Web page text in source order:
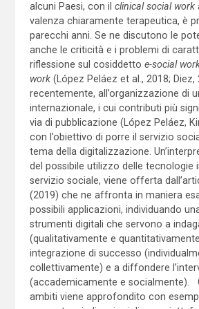
alcuni Paesi, con il clinical social work
valenza chiaramente terapeutica, è
parecchi anni. Se ne discutono le
anche le criticità e i problemi di
riflessione sul cosiddetto e-social
work(López Peláez et al., 2018;
recentemente, all’organizzazione di
internazionale, i cui contributi più
via di pubblicazione (López Peláez,
con l’obiettivo di porre il servizio
tema della digitalizzazione.
del possibile utilizzo delle tecnologie
servizio sociale, viene offerta
(2019) che ne affronta in maniera
possibili applicazioni, individuando
strumenti digitali che servono a
(qualitativamente e
integrazione di successo
collettivamente) e a diffondere
(accademicamente e socialmente).
ambiti viene approfondito con